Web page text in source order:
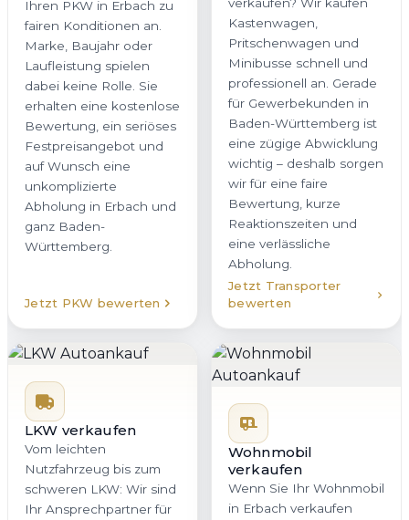
Ihren PKW in Erbach zu
fairen Konditionen an.
Marke, Baujahr oder
Laufleistung spielen
dabei keine Rolle. Sie
erhalten eine kostenlose
Bewertung, ein seriöses
Festpreisangebot und
auf Wunsch eine
unkomplizierte
Abholung in Erbach und
ganz Baden-
Württemberg.
Jetzt PKW bewerten
verkaufen? Wir kaufen
Kastenwagen,
Pritschenwagen und
Minibusse schnell und
professionell an. Gerade
für Gewerbekunden in
Baden-Württemberg ist
eine zügige Abwicklung
wichtig – deshalb sorgen
wir für eine faire
Bewertung, kurze
Reaktionszeiten und
eine verlässliche
Abholung.
Jetzt Transporter
bewerten
LKW verkaufen
Vom leichten
Nutzfahrzeug bis zum
schweren LKW: Wir sind
Ihr Ansprechpartner für
Wohnmobil
verkaufen
Wenn Sie Ihr Wohnmobil
in Erbach verkaufen